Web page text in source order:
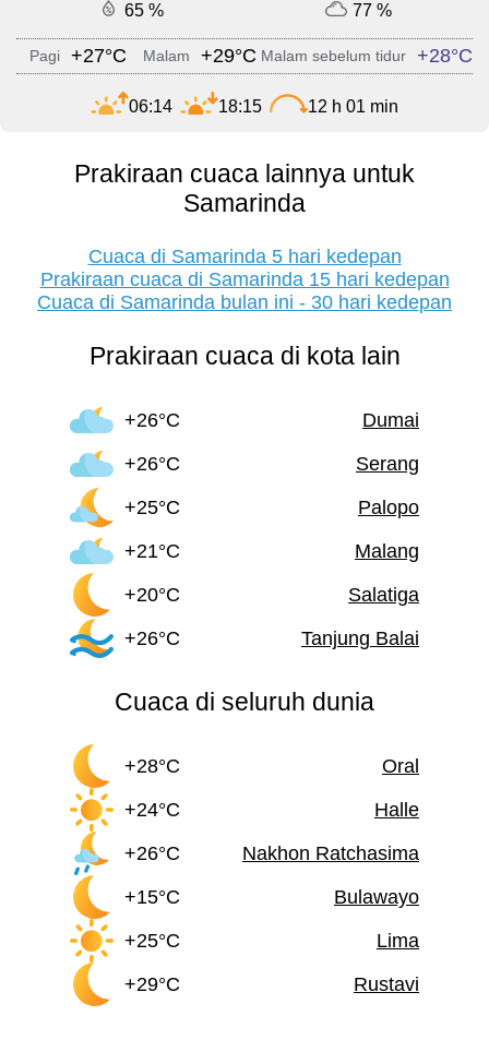
65 %
77 %
Pagi +27°C Malam +29°C Malam sebelum tidur +28°C
06:14 18:15 12 h 01 min
Prakiraan cuaca lainnya untuk
Samarinda
Cuaca di Samarinda 5 hari kedepan
Prakiraan cuaca di Samarinda 15 hari kedepan
Cuaca di Samarinda bulan ini - 30 hari kedepan
Prakiraan cuaca di kota lain
+26°C
Dumai
+26°C
Serang
+25°C
Palopo
+21°C
Malang
+20°C
Salatiga
+26°C
Tanjung Balai
Cuaca di seluruh dunia
+28°C
Oral
+24°C
Halle
+26°C
Nakhon Ratchasima
+15°C
Bulawayo
+25°C
Lima
+29°C
Rustavi